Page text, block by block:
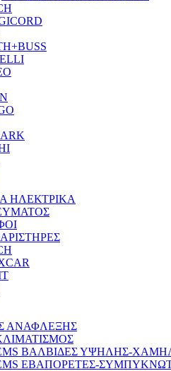
ΗΛΕΚΤΡΙΚΑ
ΑΝΑΦΛΕΞΗΣ
ΒΑΛΒΙΔΕΣ ΥΨΗΛΗΣ-
ΕΒΑΠΟΡΕΤΕΣ-